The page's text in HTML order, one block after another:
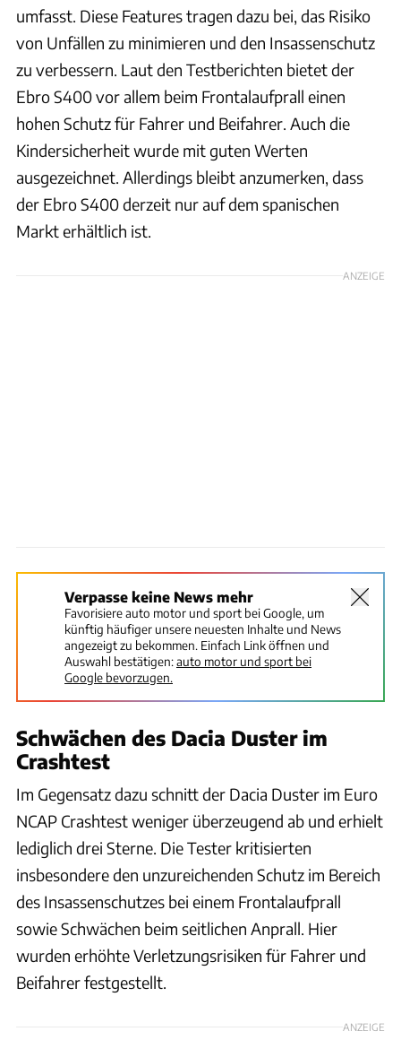
umfasst. Diese Features tragen dazu bei, das Risiko
von Unfällen zu minimieren und den Insassenschutz
zu verbessern. Laut den Testberichten bietet der
Ebro S400 vor allem beim Frontalaufprall einen
hohen Schutz für Fahrer und Beifahrer. Auch die
Kindersicherheit wurde mit guten Werten
ausgezeichnet. Allerdings bleibt anzumerken, dass
der Ebro S400 derzeit nur auf dem spanischen
Markt erhältlich ist.
ANZEIGE
Verpasse keine News mehr
Favorisiere auto motor und sport bei Google, um
künftig häufiger unsere neuesten Inhalte und News
angezeigt zu bekommen. Einfach Link öffnen und
Auswahl bestätigen:auto motor und sport bei
Google bevorzugen.
Schwächen des Dacia Duster im
Crashtest
Im Gegensatz dazu schnitt der Dacia Duster im Euro
NCAP Crashtest weniger überzeugend ab und erhielt
lediglich drei Sterne. Die Tester kritisierten
insbesondere den unzureichenden Schutz im Bereich
des Insassenschutzes bei einem Frontalaufprall
sowie Schwächen beim seitlichen Anprall. Hier
wurden erhöhte Verletzungsrisiken für Fahrer und
Beifahrer festgestellt.
ANZEIGE